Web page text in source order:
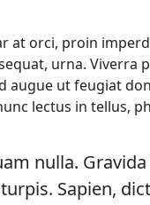
at orci, proin
urna.
augue ut feugiat
lectus in tellus,
nulla.
Sapien,